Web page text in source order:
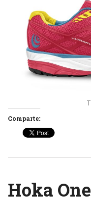
Comparte:
Hoka